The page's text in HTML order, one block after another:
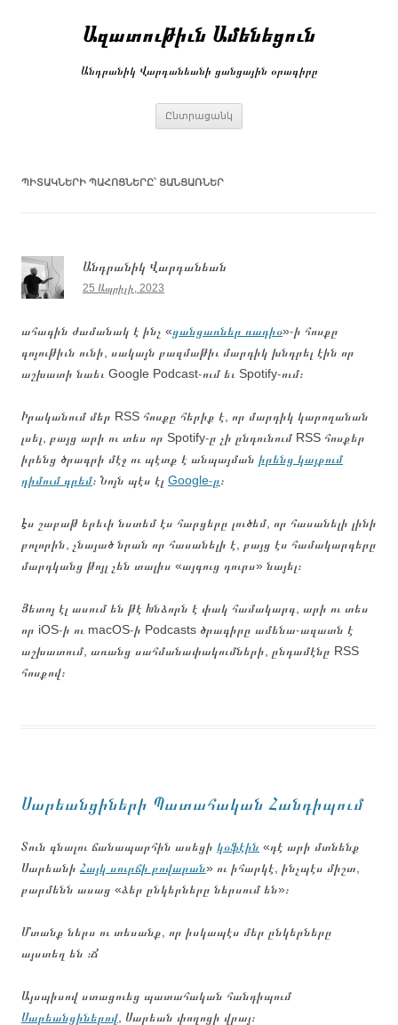
Ազատութիւն Ամենեցուն
Անդրանիկ Վարդանեանի ցանցային օրագիրը
Ընտրացանկ
ՊԻՏԱԿՆԵՐԻ ՊԱՀՈՑՆԵՐԸ՝ ՑԱՆՑԱՌՆԵՐ
Անդրանիկ Վարդանեան
25 Ապրիլի, 2023
ահագին ժամանակ է ինչ «ցանցառներ ռադիօ»֊ի հոսքը
գոյութիւն ունի, սակայն բազմաթիւ մարդիկ խնդրել էին որ
աշխատի նաեւ Google Podcast֊ում եւ Spotify֊ում։
Իրականում մեր RSS հոսքը հերիք է, որ մարդիկ կարողանան
լսել, բայց արի ու տես որ Spotify֊ը չի ընդունում RSS հոսքեր
իրենց ծրագրի մէջ ու պէտք է անպայման իրենց կայքում
դիմում գրեմ։ Նոյն պէս էլ Google֊ը։
Էս շաբաթ երեւի նստեմ էս հարցերը լուծեմ, որ հասանելի լինի
բոլորին, չնայած նրան որ հասանելի է, բայց էս համակարգերը
մարդկանց թոյլ չեն տալիս «այգուց դուրս» նայել։
Յետոյ էլ ասում են թէ Խնձորն է փակ համակարգ, արի ու տես
որ iOS֊ի ու macOS֊ի Podcasts ծրագիրը ամենա֊ազատն է
աշխատում, առանց սահմանափակումների, ընդամէնը RSS
հոսքով։
Սարեանցիների Պատահական Հանդիպում
Տուն գնալու ճանապարհին ասեցի կօֆէին «դէ արի մտնենք
Սարեանի Հայկ սուրճի բովարան» ու իհարկէ, ինչպէս միշտ,
բարմենն ասաց «ձեր ընկերները ներսում են»։
Մտանք ներս ու տեսանք, որ իսկապէս մեր ընկերները
այստեղ են ։Ճ
Այսպիսով ստացուեց պատահական հանդիպում
Սարեանցիներով , Սարեան փողոցի վրայ։